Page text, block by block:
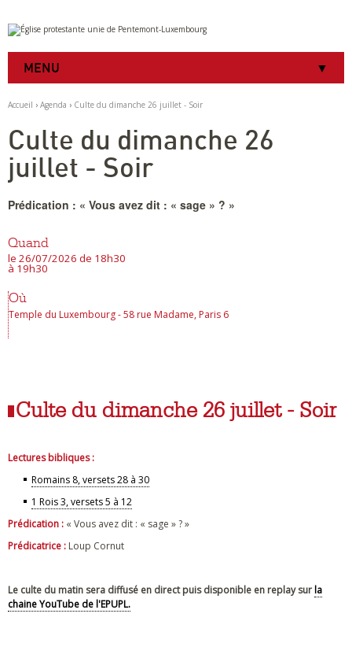
Aller
au
contenu.
à
navigation
Outils
personnels
MENU
Accueil › Agenda › Culte du dimanche 26 juillet - Soir
Culte du dimanche 26
juillet - Soir
Prédication : « Vous avez dit : « sage » ? »
Quand
le 26/07/2026 de 18h30
à 19h30
Où
Temple du Luxembourg - 58 rue Madame, Paris 6
Culte du dimanche 26 juillet - Soir
Lectures bibliques :
Romains 8, versets 28 à 30
1 Rois 3, versets 5 à 12
Prédication : « Vous avez dit : « sage » ? »
Prédicatrice : Loup Cornut
Le culte du matin sera diffusé en direct puis disponible en replay sur la
chaine YouTube de l'EPUPL.